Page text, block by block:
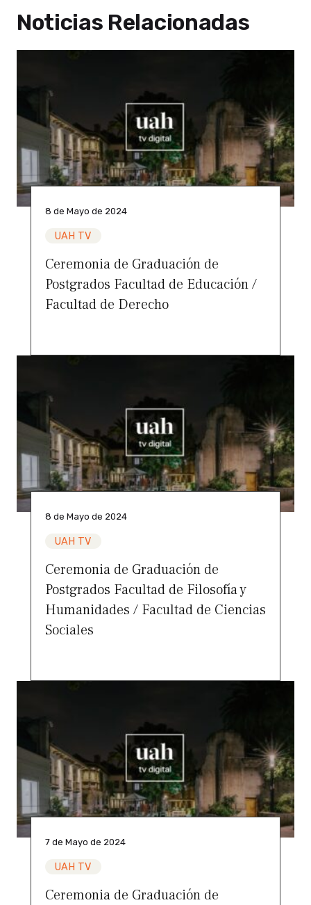
Noticias Relacionadas
8 de Mayo de 2024
UAH TV
Ceremonia de Graduación de
Postgrados Facultad de Educación /
Facultad de Derecho
8 de Mayo de 2024
UAH TV
Ceremonia de Graduación de
Postgrados Facultad de Filosofía y
Humanidades / Facultad de Ciencias
Sociales
7 de Mayo de 2024
UAH TV
Ceremonia de Graduación de